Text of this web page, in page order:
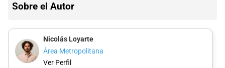
Sobre el Autor
Nicolás Loyarte
Área Metropolitana
Ver Perfil